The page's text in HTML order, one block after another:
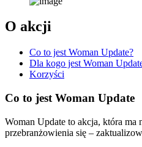
O akcji
Co to jest Woman Update?
Dla kogo jest Woman
Korzyści
Co to jest Woman Update
Woman Update to akcja, która ma
przebranżowienia się –